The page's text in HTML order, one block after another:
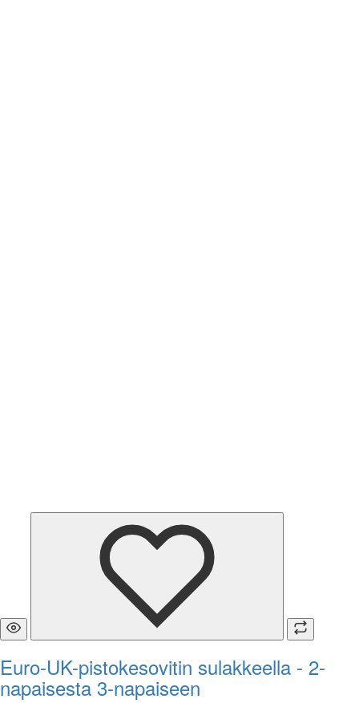
Euro-UK-pistokesovitin sulakkeella - 2-
napaisesta 3-napaiseen